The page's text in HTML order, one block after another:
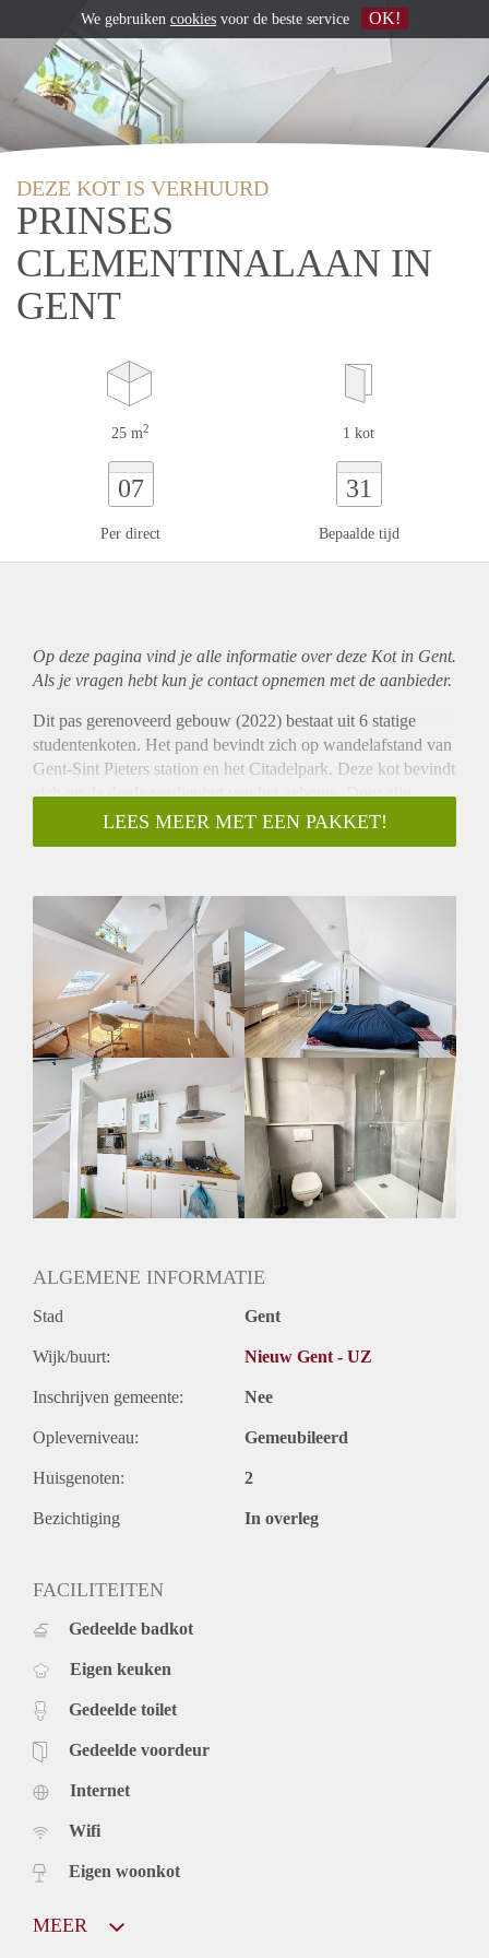
DEZE KOT IS VERHUURD
PRINSES
CLEMENTINALAAN IN
GENT
25 m2 1 kot
07
Per direct
31
Bepaalde tijd
Op deze pagina vind je alle informatie over deze Kot in Gent.
Als je vragen hebt kun je contact opnemen met de aanbieder.
Dit pas gerenoveerd gebouw (2022) bestaat uit 6 statige
studentenkoten. Het pand bevindt zich op wandelafstand van
Gent-Sint Pieters station en het Citadelpark. Deze kot bevindt
zich op de derde verdieping van het gebouw. Door zijn
oppervlakte en toegevoegde mezzanine is deze kot ideaal om
te huren als studerend koppel of twee vrienden.
een bed (eigen matras te voorzien) met nachttafel, een
kleerkast , salontafel met relaxstoel en een geïnstalleerde
eigen keuken (koelkast, dampkap, microgolfoven, spoelbak
en 2 kookplaten) - gemeenschappelijke douchekot met toilet.
De gemeenschappelijke kosten voor EGW + internet
bedragen een provisie van 50 euro/maand.
Enkel voor studenten, geen domicilie mogelijk.
LEES MEER MET EEN PAKKET!
ALGEMENE INFORMATIE
Stad Gent
Wijk/buurt: Nieuw Gent - UZ
Inschrijven gemeente: Nee
Opleverniveau: Gemeubileerd
Huisgenoten: 2
Bezichtiging In overleg
FACILITEITEN
Gedeelde badkot
Eigen keuken
Gedeelde toilet
Gedeelde voordeur
Internet
Wifi
Eigen woonkot
MEER
We gebruiken cookies voor de beste service OK!